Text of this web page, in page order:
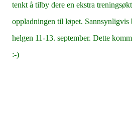
tenkt å tilby dere en ekstra
oppladningen til løpet.
helgen 11-13. september. Dette
:-)